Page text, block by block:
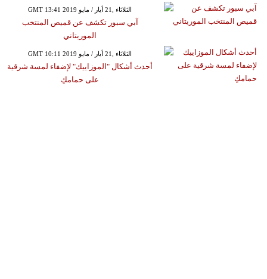
GMT 13:41 2019 الثلاثاء ,21 أيار / مايو
آبي سبور تكشف عن قميص المنتخب
الموريتاني
GMT 10:11 2019 الثلاثاء ,21 أيار / مايو
أحدث أشكال "الموزاييك" لإضفاء لمسة شرقية
على حمامكِ